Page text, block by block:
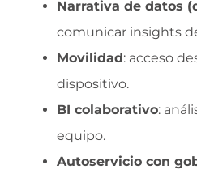
Narrativa de datos
comunicar insights
Movilidad: acceso
dispositivo.
BI colaborativo:
equipo.
Autoservicio con